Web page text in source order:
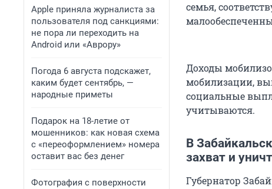
Apple приняла журналиста за
пользователя под санкциями:
не пора ли переходить на
Android или «Аврору»
Погода 6 августа подскажет,
каким будет сентябрь, —
народные приметы
Подарок на 18-летие от
мошенников: как новая схема
с «переоформлением» номера
оставит вас без денег
Фотография с поверхности
семья,
Доходы
мобилизации,
социальные
учитываются.
В
захват и
Губернатор